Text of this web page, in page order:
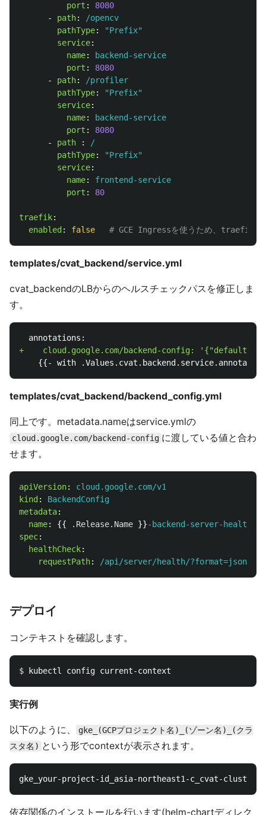
port :
8080
-
path:
/opencv
pathType: "Prefix"
service:
name:
backend-service
port :
8080
-
path:
/profiler
pathType: "Prefix"
service:
name:
backend-service
port :
8080
-
path :
/
pathType: "Prefix"
service:
name:
frontend-service
port : 80
traefik:
enabled : false # GCE Ingressを使うため、traefikを
templates/cvat_backend/service.yml
cvat_backendのLBからのヘルスチェックパスを修正しま
す。
templates/cvat_backend/backend_config.yml
同上です。metadata.nameはservice.ymlの
cloud.google.com/backend-config に渡している値と合わ
せます。
apiVersion:
cloud.google.com/v1
kind :
BackendConfig
metadata:
name: {{ .Release.Name }}-backend-server-
spec:
healthCheck:
requestPath: /api/server/health/?format=json
デプロイ
コンテキストを確認します。
$
実行例
以下のように、
gke_(GCPプロジェクト名)_(ゾーン名)_(クラ
スタ名) という形でcontextが表示されます。
依存関係のインストールを行います(helm-chartディレク